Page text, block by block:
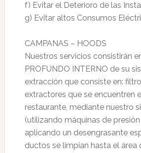
f) Evitar el Deterioro de las
g) Evitar altos Consumos
CAMPANAS – HOODS
Nuestros servicios consistirán
PROFUNDO INTERNO de su
extracción que consiste en:
extractores que se encuentren
restaurante, mediante nuestro
(utilizando máquinas de
aplicando un desengrasante
ductos se limpian hasta el área